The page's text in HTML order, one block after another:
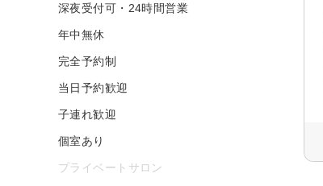
深夜受付可・24時間営業
年中無休
完全予約制
当日予約歓迎
子連れ歓迎
個室あり
プライベートサロン